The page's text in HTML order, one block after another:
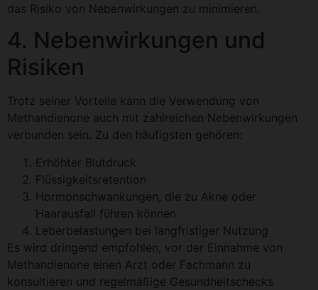
das Risiko von Nebenwirkungen zu minimieren.
4. Nebenwirkungen und
Risiken
Trotz seiner Vorteile kann die Verwendung von
Methandienone auch mit zahlreichen Nebenwirkungen
verbunden sein. Zu den häufigsten gehören:
Erhöhter Blutdruck
Flüssigkeitsretention
Hormonschwankungen, die zu Akne oder
Haarausfall führen können
Leberbelastungen bei langfristiger Nutzung
Es wird dringend empfohlen, vor der Einnahme von
Methandienone einen Arzt oder Fachmann zu
konsultieren und regelmäßige Gesundheitschecks